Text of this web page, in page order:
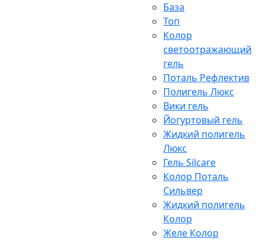
База
Топ
Колор
светоотражающий
гель
Поталь Рефлектив
Полигель Люкс
Вики гель
Йогуртовый гель
Жидкий полигель
Люкс
Гель Silcare
Колор Поталь
Сильвер
Жидкий полигель
Колор
Желе Колор